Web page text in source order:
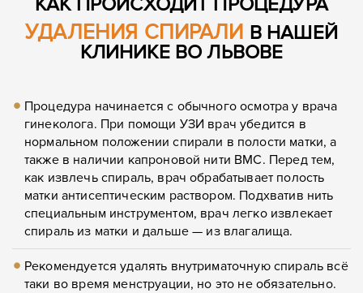
УДАЛЕНИЯ СПИРАЛИ В НАШЕЙ
КЛИНИКЕ ВО ЛЬВОВЕ
Процедура начинается с обычного осмотра у врача
гинеколога. При помощи УЗИ врач убедится в
нормальном положении спирали в полости матки, а
также в наличии капроновой нити ВМС. Перед тем,
как извлечь спираль, врач обрабатывает полость
матки антисептическим раствором. Подхватив нить
специальным инструментом, врач легко извлекает
спираль из матки и дальше — из влагалища.
Рекомендуется удалять внутриматочную спираль всё
таки во время менструации, но это не обязательно.
Сообщение
Отправить
Сообщение
Отправить